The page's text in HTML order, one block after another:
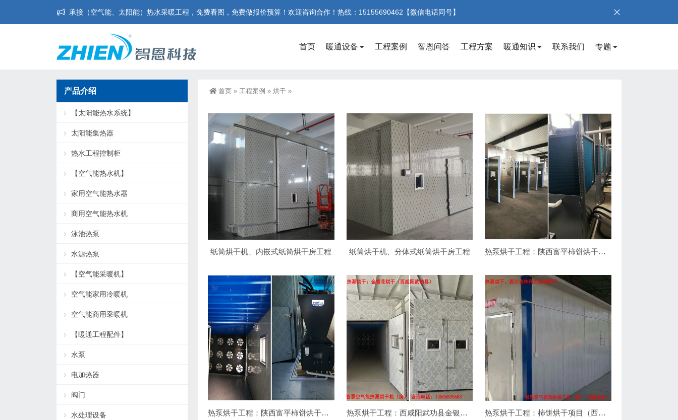
承接（空气能、太阳能）热水采暖工程，免费看图，免费做报价预算！欢迎咨询合作！热线：15155690462【微信电话同号】
首页 暖通设备 工程案例 智恩问答 工程方案 暖通知识 联系我们 专题
首页 » 工程案例 » 烘干 »
纸筒烘干机、内嵌式纸筒烘干房工程 纸筒烘干机、分体式纸筒烘干房工程 热泵烘干工程：陕西富平柿饼烘干项目（分体热泵）
热泵烘干工程：陕西富平柿饼烘干项目 热泵烘干工程：西咸阳武功县金银花烘干项目 热泵烘干工程：柿饼烘干项目（西北农林科技大学）
产品介绍
【太阳能热水系统】
太阳能集热器
热水工程控制柜
【空气能热水机】
家用空气能热水器
商用空气能热水机
泳池热泵
水源热泵
【空气能采暖机】
空气能家用冷暖机
空气能商用采暖机
【暖通工程配件】
水泵
电加热器
阀门
水处理设备